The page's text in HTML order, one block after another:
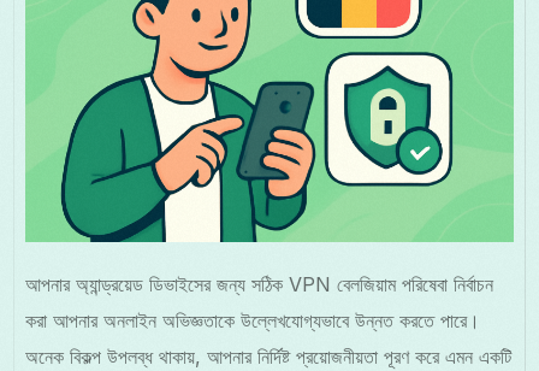
আপনার অ্যান্ড্রয়েড ডিভাইসের জন্য সঠিক VPN বেলজিয়াম পরিষেবা নির্বাচন
করা আপনার অনলাইন অভিজ্ঞতাকে উল্লেখযোগ্যভাবে উন্নত করতে পারে।
অনেক বিকল্প উপলব্ধ থাকায়, আপনার নির্দিষ্ট প্রয়োজনীয়তা পূরণ করে এমন একটি